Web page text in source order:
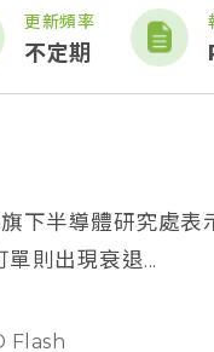
更新頻率
不定期
下半導體研究處
則出現衰退...
Flash